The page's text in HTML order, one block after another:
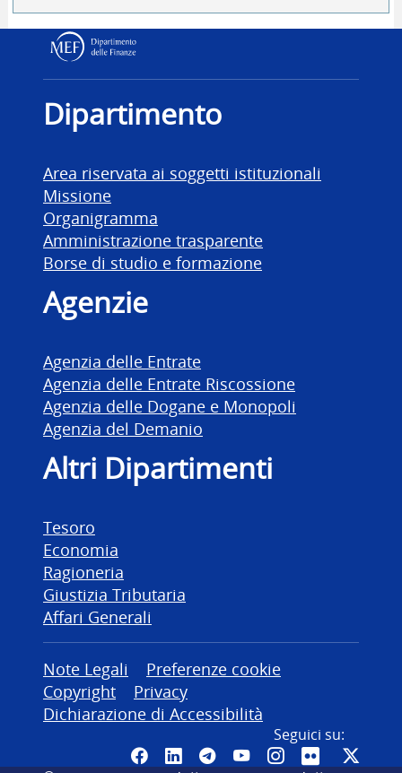
Dipartimento delle
Dipartimento
Area riservata ai soggetti istituzionali
Missione
Organigramma
Amministrazione trasparente
Borse di studio e formazione
Agenzie
Agenzia delle Entrate
Agenzia delle Entrate Riscossione
Agenzia delle Dogane e Monopoli
Agenzia del Demanio
Altri Dipartimenti
Tesoro
Economia
Ragioneria
Giustizia Tributaria
Affari Generali
Altre informazioni
Note Legali
Preferenze cookie
Copyright
Privacy
Dichiarazione di Accessibilità
Seguici su:
Pagina Facebook del MEF -
Canale LinkedIn del MEF
Canale Telegram del
Canale YouTube del
CanaleCanale